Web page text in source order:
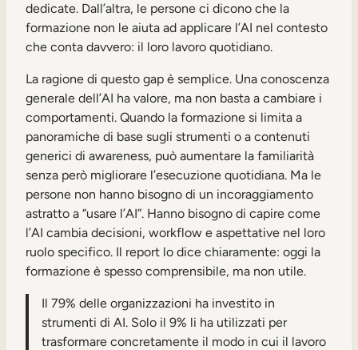
dedicate. Dall’altra, le persone ci dicono che la
formazione non le aiuta ad applicare l’AI nel contesto
che conta davvero: il loro lavoro quotidiano.
La ragione di questo gap è semplice. Una conoscenza
generale dell’AI ha valore, ma non basta a cambiare i
comportamenti. Quando la formazione si limita a
panoramiche di base sugli strumenti o a contenuti
generici di awareness, può aumentare la familiarità
senza però migliorare l’esecuzione quotidiana. Ma le
persone non hanno bisogno di un incoraggiamento
astratto a “usare l’AI”. Hanno bisogno di capire come
l’AI cambia decisioni, workflow e aspettative nel loro
ruolo specifico. Il report lo dice chiaramente: oggi la
formazione è spesso comprensibile, ma non utile.
Il 79% delle organizzazioni ha investito in
strumenti di AI. Solo il 9% li ha utilizzati per
trasformare concretamente il modo in cui il lavoro